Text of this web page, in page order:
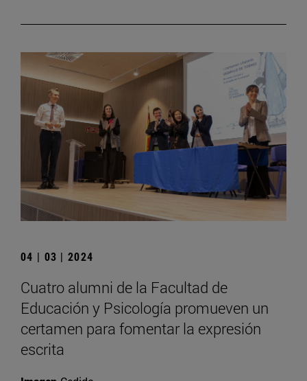
04 | 03 | 2024
Cuatro alumni de la Facultad de
Educación y Psicología promueven un
certamen para fomentar la expresión
escrita